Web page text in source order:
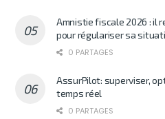
Amnistie fiscale 2026 : il
pour régulariser sa
0 PARTAGES
AssurPilot: superviser,
temps réel
0 PARTAGES